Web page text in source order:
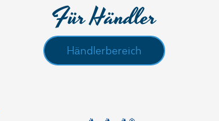
Für Händler
Händlerbereich